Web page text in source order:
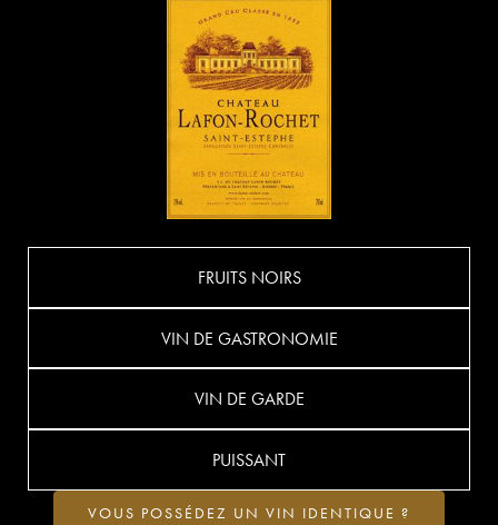
FRUITS NOIRS
VIN DE GASTRONOMIE
VIN DE GARDE
PUISSANT
VOUS POSSÉDEZ UN VIN IDENTIQUE ?